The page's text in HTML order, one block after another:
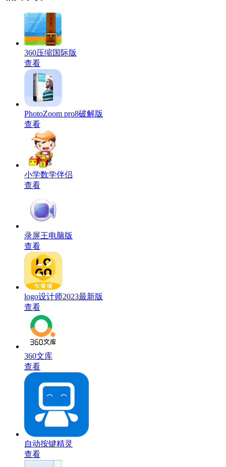
360压缩国际版
查看
PhotoZoom pro8破解版
查看
小学数学伴侣
查看
录屏王电脑版
查看
logo设计师2023最新版
查看
360文库
查看
自动按键精灵
查看